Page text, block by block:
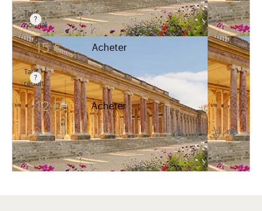
Tarif
normal
Tarif valable du 1er avril au 31 octobre. Tarif normal :
15 € Acheter
Tarif
réduit
Tarif valable du 1er avril au 31 octobre. Tarif réduit -
12 € Acheter
Accessible
Accessible